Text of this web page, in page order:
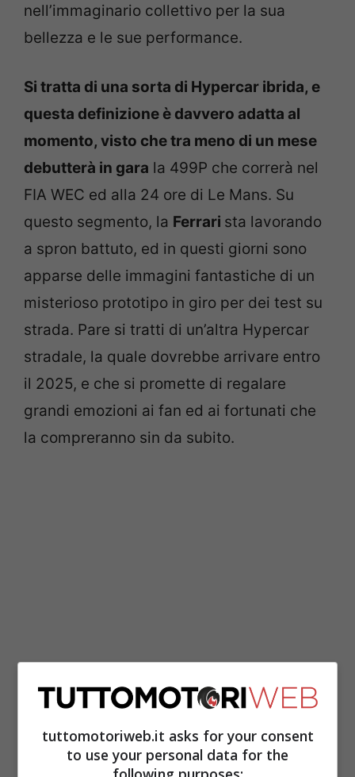
nell’immaginario collettivo per la sua
bellezza e le sue performance.
Si tratta di una sorta di Hypercar ibrida, e
questa definizione è davvero adatta al
momento, visto che tra meno di un mese
debutterà in gara la 499P che correrà nel
FIA WEC ed alla 24 ore di Le Mans. Su
questo segmento, la Ferrari sta lavorando
a spron battuto, ed in questi giorni sono
apparse delle immagini fantastiche di un
misterioso prototipo in giro per dei test su
strada. Pare si tratti di un’altra Hypercar
stradale, la quale dovrebbe arrivare entro
il 2025, e che si promette di regalare
grandi emozioni ai fan ed ai fortunati che
la compreranno sin da subito.
Nel frattempo, è bene introdurre ciò di cui
la storia di un bambinoche si è messo al
volante della SF90 Stradale, regalandoci
tuttomotoriweb.it asks for your consent
to use your personal data for the